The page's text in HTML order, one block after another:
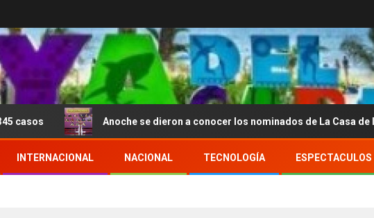
Anoche se dieron a conocer los nominados de La Casa de los
INTERNACIONAL NACIONAL TECNOLOGÍA ESPECTACULOS